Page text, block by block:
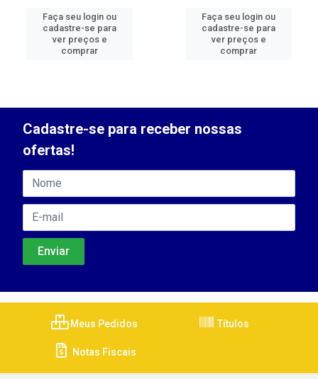
Faça seu login ou
cadastre-se para
ver preços e
comprar
Faça seu login ou
cadastre-se para
ver preços e
comprar
Cadastre-se para receber nossas
ofertas!
Meus Pedidos Títulos
Notas Fiscais